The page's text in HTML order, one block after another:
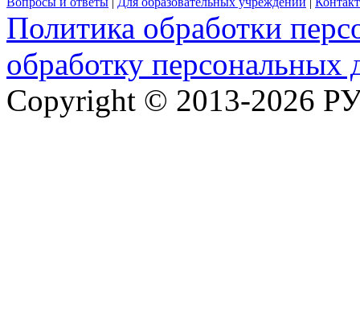
Политика обработки
обработку персональных
Copyright © 2013-2026